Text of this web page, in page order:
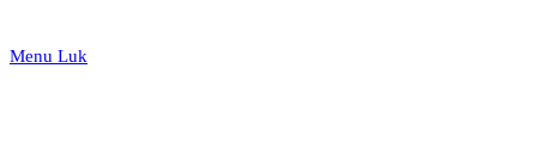
Menu Luk